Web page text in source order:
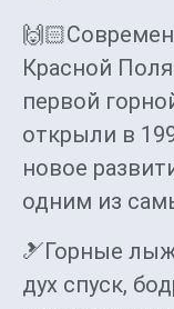
Красной
первой
открыли в
новое
одним из
🎿Горные
дух спуск,